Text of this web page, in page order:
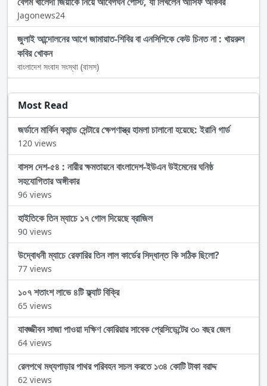
Jagonews24
জুলাই আন্দোলনের আগে জামায়াত-শিবির বা এনসিপিকে কেউ চিনত না : খায়রুল
কবির খোকন
বাংলাদেশ সংবাদ সংস্থা (বাসস)
Most Read
জর্ডানে মার্কিন কমান্ড সেন্টারে ক্ষেপণাস্ত্র হামলা চালানো হয়েছে: ইরানি গার্ড
120 views
বাসস দেশ-৫৪ : নারীর ক্ষমতায়নে বাংলাদেশ-ইউএন উইমেনের ঘনিষ্ঠ
সহযোগিতার অঙ্গীকার
96 views
হাইতিকে তিন ম্যাচে ১৭ গোল দিয়েছে ব্রাজিল
90 views
উদ্বোধনী ম্যাচে রেফারির তিন লাল কার্ডের সিদ্ধান্ত কি সঠিক ছিলো?
77 views
১০৭ শতাংশ লাভে ৪টি ফ্ল্যাট বিক্রি
65 views
যাবজ্জীবন সাজা পাওয়া দক্ষিণ কোরিয়ার সাবেক প্রেসিডেন্টের ৩০ বছর জেল
64 views
রেলপথে মধ্যপাড়ার পাথর পরিবহন সচল করতে ১৩৪ কোটি টাকা বরাদ্দ
62 views